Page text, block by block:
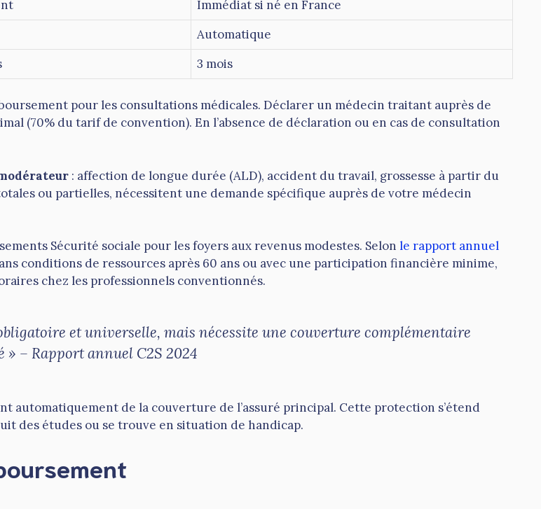
Immédiat si né en France
Automatique
3 mois
pour les consultations médicales. Déclarer un médecin traitant auprès de
(70% du tarif de convention). En l’absence de déclaration ou en cas de consultation
: affection de longue durée (ALD), accident du travail, grossesse à partir du
ou partielles, nécessitent une demande spécifique auprès de votre médecin
Sécurité sociale pour les foyers aux revenus modestes. Selon le rapport annuel
conditions de ressources après 60 ans ou avec une participation financière minime,
chez les professionnels conventionnés.
et universelle, mais nécessite une couverture complémentaire
» – Rapport annuel C2S 2024
automatiquement de la couverture de l’assuré principal. Cette protection s’étend
des études ou se trouve en situation de handicap.